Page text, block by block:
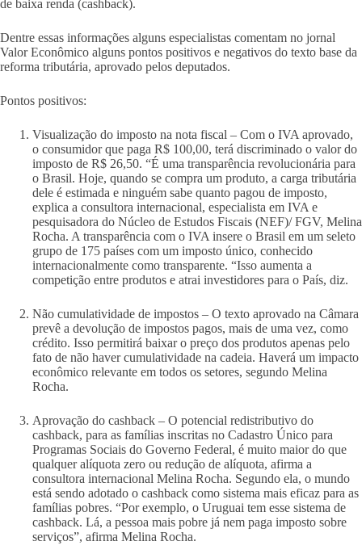
de baixa renda (cashback).
Dentre essas informações alguns especialistas comentam no jornal
Valor Econômico alguns pontos positivos e negativos do texto base da
reforma tributária, aprovado pelos deputados.
Pontos positivos:
Visualização do imposto na nota fiscal – Com o IVA aprovado,
o consumidor que paga R$ 100,00, terá discriminado o valor do
imposto de R$ 26,50. “É uma transparência revolucionária para
o Brasil. Hoje, quando se compra um produto, a carga tributária
dele é estimada e ninguém sabe quanto pagou de imposto,
explica a consultora internacional, especialista em IVA e
pesquisadora do Núcleo de Estudos Fiscais (NEF)/ FGV, Melina
Rocha. A transparência com o IVA insere o Brasil em um seleto
grupo de 175 países com um imposto único, conhecido
internacionalmente como transparente. “Isso aumenta a
competição entre produtos e atrai investidores para o País, diz.
Não cumulatividade de impostos – O texto aprovado na Câmara
prevê a devolução de impostos pagos, mais de uma vez, como
crédito. Isso permitirá baixar o preço dos produtos apenas pelo
fato de não haver cumulatividade na cadeia. Haverá um impacto
econômico relevante em todos os setores, segundo Melina
Rocha.
Aprovação do cashback – O potencial redistributivo do
cashback, para as famílias inscritas no Cadastro Único para
Programas Sociais do Governo Federal, é muito maior do que
qualquer alíquota zero ou redução de alíquota, afirma a
consultora internacional Melina Rocha. Segundo ela, o mundo
está sendo adotado o cashback como sistema mais eficaz para as
famílias pobres. “Por exemplo, o Uruguai tem esse sistema de
cashback. Lá, a pessoa mais pobre já nem paga imposto sobre
serviços”, afirma Melina Rocha.